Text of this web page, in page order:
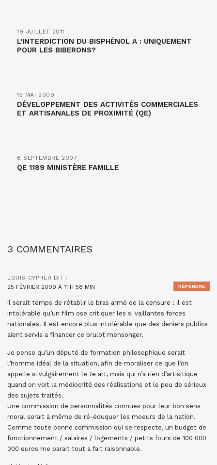
19 JUILLET 2011
L’INTERDICTION DU BISPHÉNOL A : UNIQUEMENT
POUR LES BIBERONS?
15 MAI 2009
DÉVELOPPEMENT DES ACTIVITÉS COMMERCIALES
ET ARTISANALES DE PROXIMITÉ (QE)
6 SEPTEMBRE 2007
QE 1189 MINISTÈRE FAMILLE
3 COMMENTAIRES
LOUIS CYPHER DIT :
25 FÉVRIER 2009 À 11 H 58 MIN
il serait temps de rétablir le bras armé de la censure : il est
intolérable qu’un film ose critiquer les si vaillantes forces
nationales. Il est encore plus intolérable que des deniers publics
aient servis a financer ce brulot mensonger.
Je pense qu’un député de formation philosophique serait
l’homme idéal de la situation, afin de moraliser ce que l’on
appelle si vulgairement le 7e art, mais qui n’a rien d’artisitique
quand on voit la médiocrité des réalisations et le peu de sérieux
des sujets traités.
Une commission de personnalités connues pour leur bon sens
moral serait à même de ré-éduquer les moeurs de la nation.
Comme toute bonne commission qui se respecte, un budget de
fonctionnement / salaires / logements / petits fours de 100 000
000 euros me parait tout a fait raisonnable.
RÉPONDRE